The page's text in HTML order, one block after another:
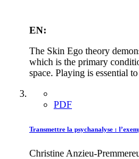
EN:
The Skin Ego theory
which is the primary
space. Playing is essential
PDF
Transmettre la psychanalyse :
Christine Anzieu-